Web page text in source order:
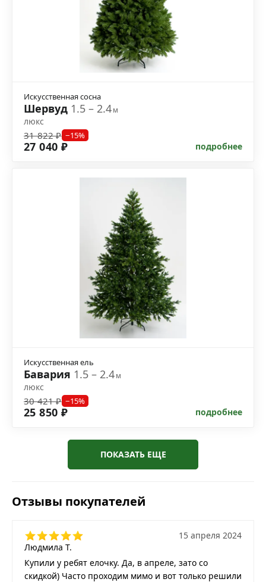
Искусственная сосна
Шервуд 1.5 – 2.4м
люкс
31 822 ₽ −15%
27 040 ₽ подробнее
Искусственная ель
Бавария 1.5 – 2.4м
люкс
30 421 ₽ −15%
25 850 ₽ подробнее
ПОКАЗАТЬ ЕЩЕ
Отзывы покупателей
Людмила Т.
15 апреля 2024
Купили у ребят елочку. Да, в апреле, зато со
скидкой) Часто проходим мимо и вот только решили